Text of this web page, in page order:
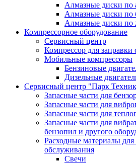
Алмазные диски по
Алмазные диски по
Алмазные диски по
Компрессорное оборудование
Сервисный центр
Компрессор для заправки
Мобильные компрессоры
Бензиновые
Дизельные
Сервисный центр "Парк
Запасные части для
Запасные части для
Запасные части для
Запасные части для
бензопил и другого
Расходные материалы для
обслуживания
Свечи